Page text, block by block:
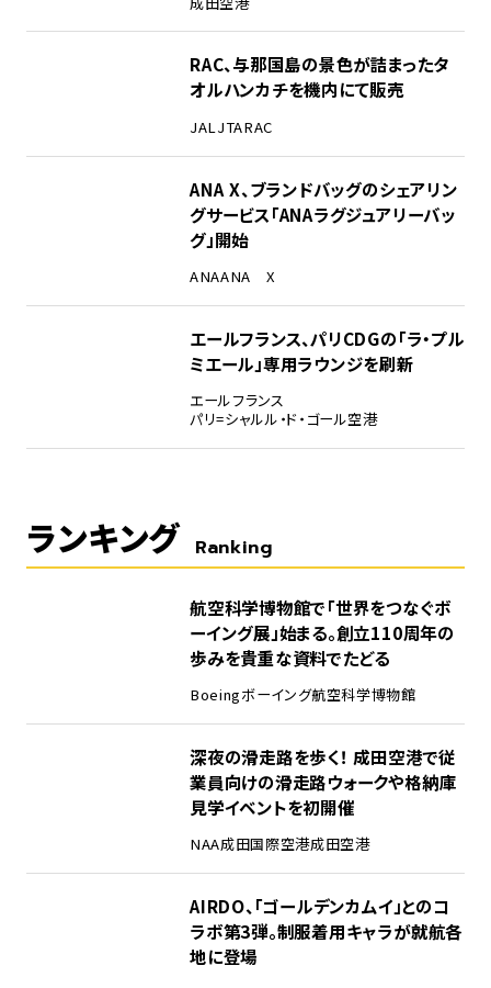
RAC、与那国島の景色が詰まったタ
オルハンカチを機内にて販売
JALJTARAC
ANA X、ブランドバッグのシェアリン
グサービス「ANAラグジュアリーバッ
グ」開始
ANAANA X
エールフランス、パリCDGの「ラ・プル
ミエール」専用ラウンジを刷新
エールフランス
パリ=シャルル・ド・ゴール空港
ランキング Ranking
航空科学博物館で「世界をつなぐボ
ーイング展」始まる。創立110周年の
歩みを貴重な資料でたどる
Boeingボーイング航空科学博物館
深夜の滑走路を歩く！ 成田空港で従
業員向けの滑走路ウォークや格納庫
見学イベントを初開催
NAA成田国際空港成田空港
AIRDO、「ゴールデンカムイ」とのコ
ラボ第3弾。制服着用キャラが就航各
地に登場